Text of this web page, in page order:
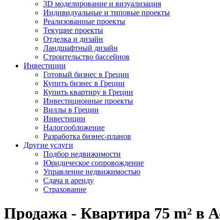
3D моделирование и визуализация
Индивидуальные и типовые проекты
Реализованные проекты
Текущие проекты
Отделка и дизайн
Ландшафтный дизайн
Строительство бассейнов
Инвестиции
Готовый бизнес в Греции
Купить бизнес в Греции
Купить квартиру в Греции
Инвестиционные проекты
Виллы в Греции
Инвестиции
Налогообложение
Разработка бизнес-планов
Другие услуги
Подбор недвижимости
Юридическое сопровождение
Управление недвижимостью
Сдача в аренду
Страхование
Продажа - Квартира 75 m² в